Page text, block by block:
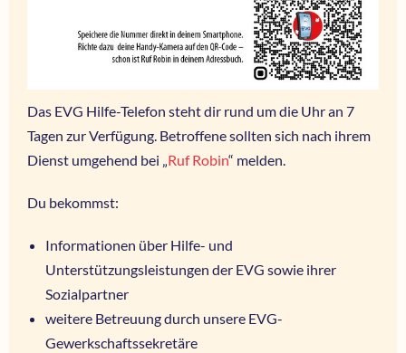
Das EVG Hilfe-Telefon steht dir rund um die Uhr an 7
Tagen zur Verfügung. Betroffene sollten sich nach ihrem
Dienst umgehend bei „Ruf Robin“ melden.
Du bekommst:
Informationen über Hilfe- und
Unterstützungsleistungen der EVG sowie ihrer
Sozialpartner
weitere Betreuung durch unsere EVG-
Gewerkschaftssekretäre